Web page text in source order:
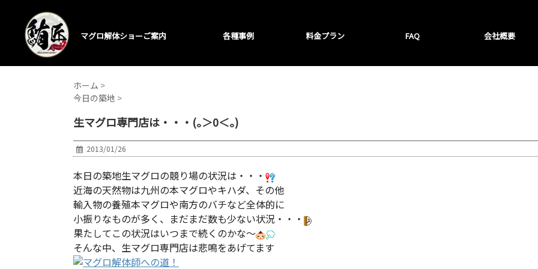
マグロ解体ショーご案内 各種事例 料金プラン FAQ 会社概要
ホーム >
今日の築地 >
生マグロ専門店は・・・(｡＞0＜｡)
2013/01/26
本日の築地生マグロの競り場の状況は・・・
近海の天然物は九州の本マグロやキハダ、その他
輸入物の養殖本マグロや南方のバチなど全体的に
小振りなものが多く、まだまだ数も少ない状況・・・
果たしてこの状況はいつまで続くのかな～
そんな中、生マグロ専門店は悲鳴をあげてます